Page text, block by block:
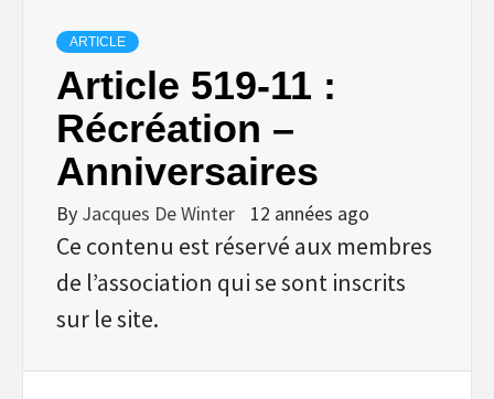
ARTICLE
Article 519-11 :
Récréation –
Anniversaires
By Jacques De Winter 12 années ago
Ce contenu est réservé aux membres
de l’association qui se sont inscrits
sur le site.